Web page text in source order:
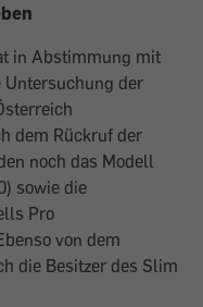
in Abstimmung mit
Untersuchung der
dem Rückruf der
noch das Modell
sowie die
Pro
von dem
die Besitzer des Slim